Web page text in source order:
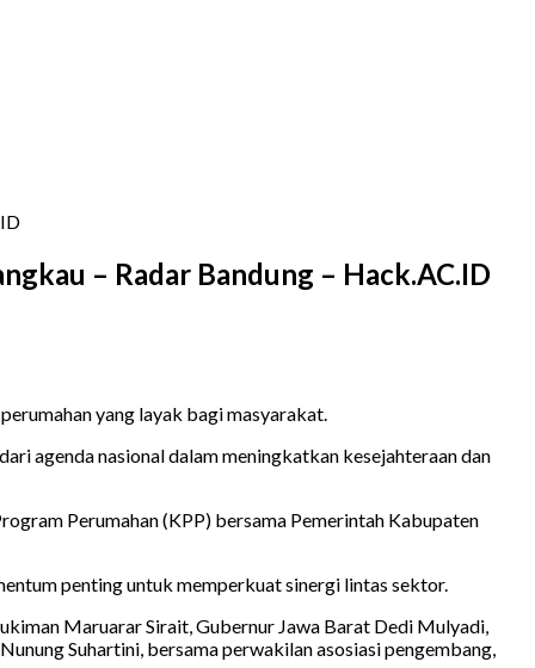
– Radar Bandung – Hack.AC.ID
yang layak bagi masyarakat.
agenda nasional dalam meningkatkan kesejahteraan dan
Perumahan (KPP) bersama Pemerintah Kabupaten
penting untuk memperkuat sinergi lintas sektor.
Maruarar Sirait, Gubernur Jawa Barat Dedi Mulyadi,
Suhartini, bersama perwakilan asosiasi pengembang,